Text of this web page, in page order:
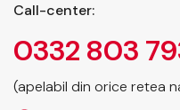
Call-center:
0332 803
(apelabil din orice retea